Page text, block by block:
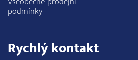
podmínky
Rychlý kontakt